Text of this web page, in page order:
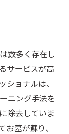
数多く存在し
サービスが高
ショナルは、
ニング手法を
除去していま
墓が蘇り、